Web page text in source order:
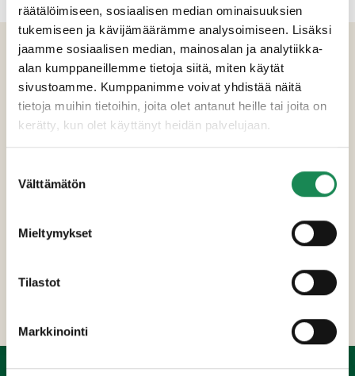
räätälöimiseen, sosiaalisen median ominaisuuksien
tukemiseen ja kävijämäärämme analysoimiseen. Lisäksi
jaamme sosiaalisen median, mainosalan ja analytiikka-
alan kumppaneillemme tietoja siitä, miten käytät
sivustoamme. Kumppanimme voivat yhdistää näitä
tietoja muihin tietoihin, joita olet antanut heille tai joita on
kerätty, kun olet käyttänyt heidän palvelujaan.
valinta
Välttämätön
Mieltymykset
Tilastot
Markkinointi
TUOTETIEDOT
Ainesosat
Vesi, sokeri, tyrnitäysmehutiiviste (5 %),
appelsiinitäysmehutiiviste (3 %), muunneltu
happamuudensäätöaineet (omena- ja
Ravintosisältö